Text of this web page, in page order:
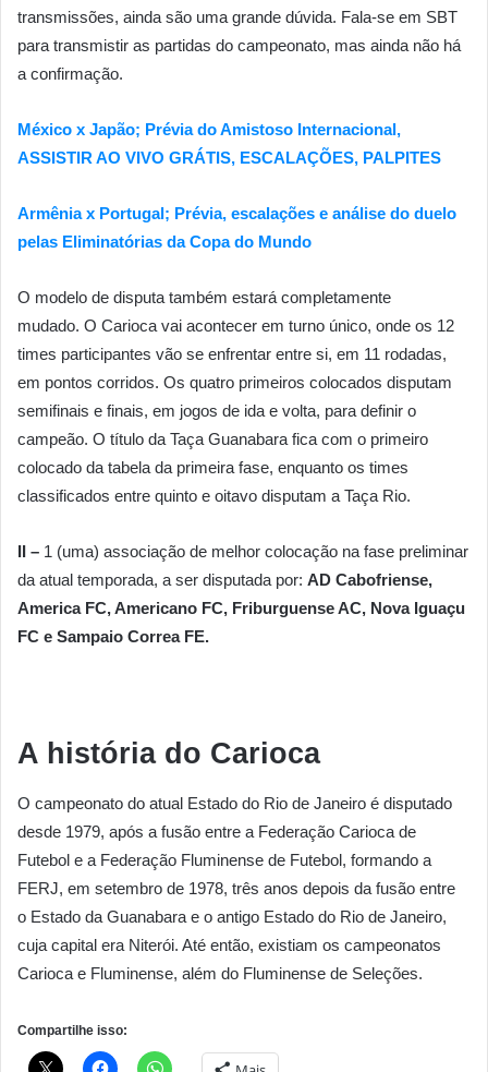
transmissões, ainda são uma grande dúvida. Fala-se em SBT
para transmistir as partidas do campeonato, mas ainda não há
a confirmação.
México x Japão; Prévia do Amistoso Internacional,
ASSISTIR AO VIVO GRÁTIS, ESCALAÇÕES, PALPITES
Armênia x Portugal; Prévia, escalações e análise do duelo
pelas Eliminatórias da Copa do Mundo
O modelo de disputa também estará completamente
mudado. O Carioca vai acontecer em turno único, onde os 12
times participantes vão se enfrentar entre si, em 11 rodadas,
em pontos corridos. Os quatro primeiros colocados disputam
semifinais e finais, em jogos de ida e volta, para definir o
campeão. O título da Taça Guanabara fica com o primeiro
colocado da tabela da primeira fase, enquanto os times
classificados entre quinto e oitavo disputam a Taça Rio.
II – 1 (uma) associação de melhor colocação na fase preliminar
da atual temporada, a ser disputada por: AD Cabofriense,
America FC, Americano FC, Friburguense AC, Nova Iguaçu
FC e Sampaio Correa FE.
A história do Carioca
O campeonato do atual Estado do Rio de Janeiro é disputado
desde 1979, após a fusão entre a Federação Carioca de
Futebol e a Federação Fluminense de Futebol, formando a
FERJ, em setembro de 1978, três anos depois da fusão entre
o Estado da Guanabara e o antigo Estado do Rio de Janeiro,
cuja capital era Niterói. Até então, existiam os campeonatos
Carioca e Fluminense, além do Fluminense de Seleções.
Compartilhe isso: